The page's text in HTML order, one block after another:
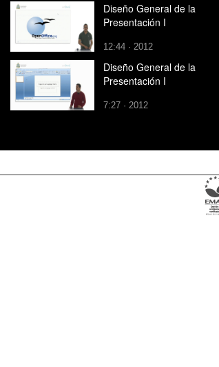
Diseño General de la
Presentación I
12:44 · 2012
Diseño General de la
Presentación I
7:27 · 2012